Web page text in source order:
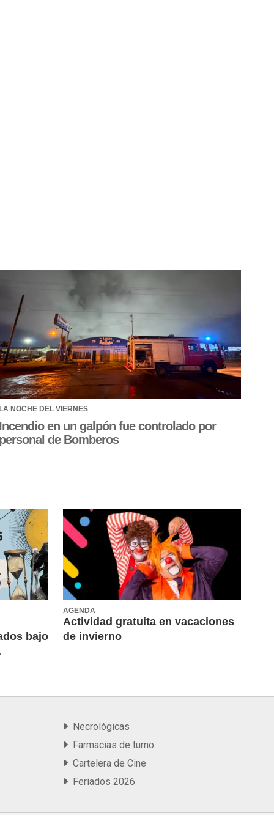
LA NOCHE DEL VIERNES
Incendio en un galpón fue controlado por
personal de Bomberos
bajo
AGENDA
Actividad gratuita en vacaciones
de invierno
Necrológicas
Farmacias de turno
Cartelera de Cine
Feriados 2026